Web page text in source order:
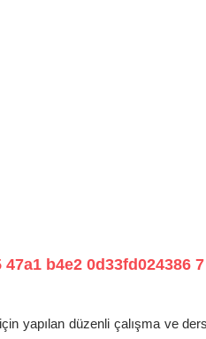
yapılan düzenli çalışma ve